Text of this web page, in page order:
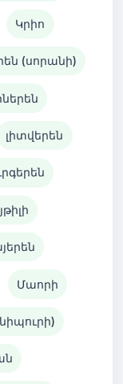
Կրիո
(սորանի)
լիտվերեն
Մաորի